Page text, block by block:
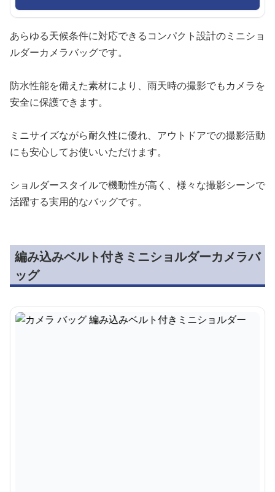
あらゆる天候条件に対応できるコンパクト設計のミニショ
ルダーカメラバッグです。
防水性能を備えた素材により、雨天時の撮影でもカメラを
安全に保護できます。
ミニサイズながら耐久性に優れ、アウトドアでの撮影活動
にも安心してお使いいただけます。
ショルダースタイルで機動性が高く、様々な撮影シーンで
活躍する実用的なバッグです。
編み込みベルト付きミニショルダーカメラバ
ッグ